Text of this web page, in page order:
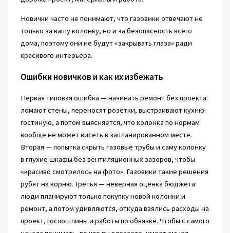
Новички часто не понимают, что газовики отвечают не
только за вашу колонку, но и за безопасность всего
дома, поэтому они не будут «закрывать глаза» ради
красивого интерьера.
Ошибки новичков и как их избежать
Первая типовая ошибка — начинать ремонт без проекта:
ломают стены, переносят розетки, выстраивают кухню-
гостиную, а потом выясняется, что колонка по нормам
вообще не может висеть в запланированном месте.
Вторая — попытка скрыть газовые трубы и саму колонку
в глухие шкафы без вентиляционных зазоров, чтобы
«красиво смотрелось на фото». Газовики такие решения
рубят на корню. Третья — неверная оценка бюджета:
люди планируют только покупку новой колонки и
ремонт, а потом удивляются, откуда взялись расходы на
проект, госпошлины и работы по обвязке. Чтобы с самого